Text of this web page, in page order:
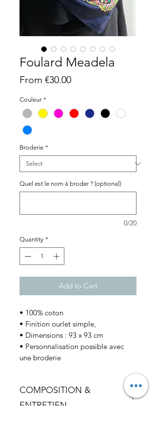
Foulard Meadela
From €30.00Sale
Couleur *
Broderie *
Quel est le nom à broder ? (optional)
0/20
Quantity *
Add to Cart
• 100% coton
• Finition ourlet simple,
• Dimensions : 93 x 93 cm
• Personnalisation possible avec
une broderie
COMPOSITION &
ENTRETIEN